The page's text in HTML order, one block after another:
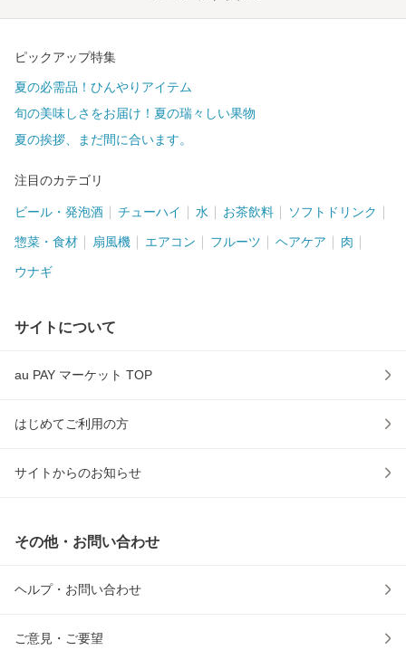
ピックアップ特集
夏の必需品！ひんやりアイテム
旬の美味しさをお届け！夏の瑞々しい果物
夏の挨拶、まだ間に合います。
注目のカテゴリ
ビール・発泡酒 チューハイ 水 お茶飲料 ソフトドリンク
惣菜・食材 扇風機 エアコン フルーツ ヘアケア 肉
ウナギ
サイトについて
au PAY マーケット TOP
はじめてご利用の方
サイトからのお知らせ
その他・お問い合わせ
ヘルプ・お問い合わせ
ご意見・ご要望